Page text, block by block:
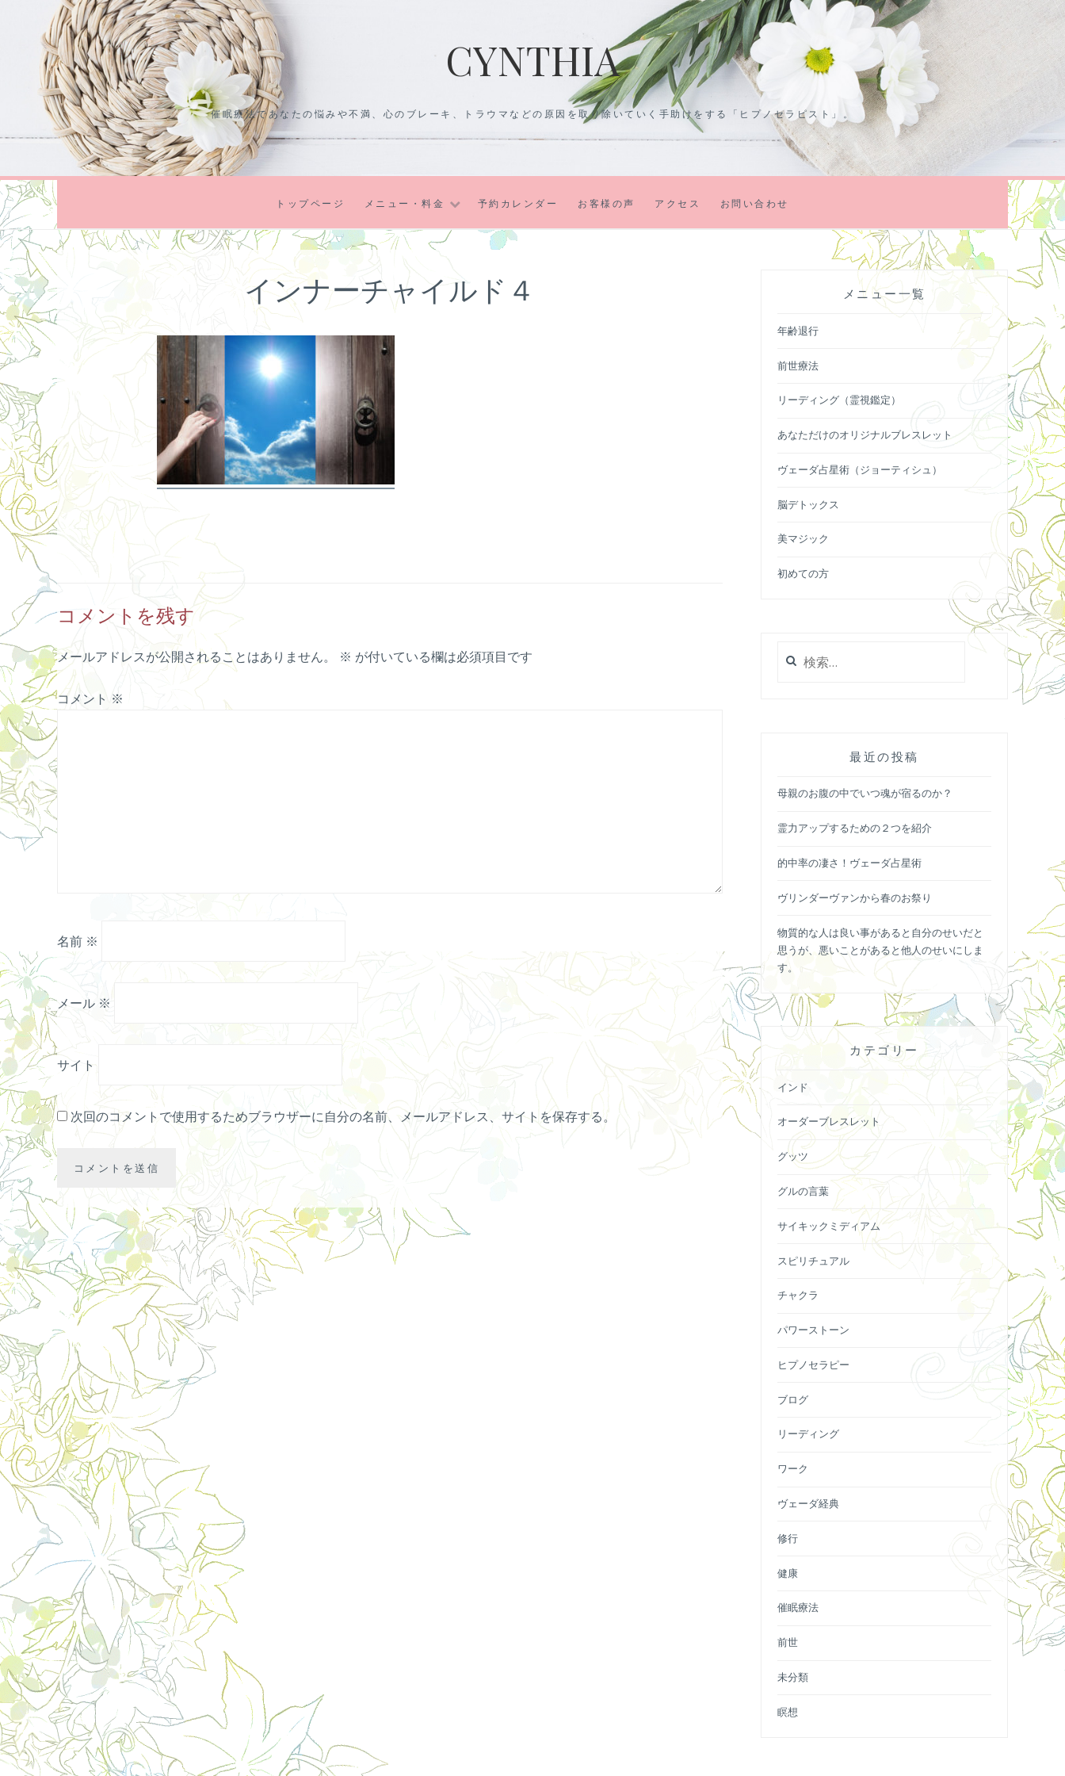
ス
ッ
プ
CYNTHIA
催眠療法であなたの悩みや不満、心のブレーキ、トラウマなどの原因を取り除いていく手助けをする「ヒプノセラピスト」。
トップページ メニュー・料金 予約カレンダー お客様の声 アクセス お問い合わせ
インナーチャイルド４
コメントを残す
メールアドレスが公開されることはありません。 ※ が付いている欄は必須項目です
コメント ※
名前 ※
メール ※
サイト
次回のコメントで使用するためブラウザーに自分の名前、メールアドレス、サイトを保存する。
メニュー一覧
年齢退行
前世療法
リーディング（霊視鑑定）
あなただけのオリジナルブレスレット
ヴェーダ占星術（ジョーティシュ）
脳デトックス
美マジック
初めての方
索:
最近の投稿
母親のお腹の中でいつ魂が宿るのか？
霊力アップするための２つを紹介
的中率の凄さ！ヴェーダ占星術
ヴリンダーヴァンから春のお祭り
物質的な人は良い事があると自分のせいだと
思うが、悪いことがあると他人のせいにしま
す。
カテゴリー
インド
オーダーブレスレット
グッツ
グルの言葉
サイキックミディアム
スピリチュアル
チャクラ
パワーストーン
ヒプノセラピー
ブログ
リーディング
ワーク
ヴェーダ経典
修行
健康
催眠療法
前世
未分類
瞑想